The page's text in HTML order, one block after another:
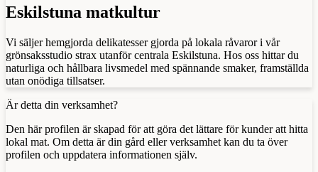
Eskilstuna matkultur
Vi säljer hemgjorda delikatesser gjorda på lokala råvaror i vår
grönsaksstudio strax utanför centrala Eskilstuna. Hos oss hittar du
naturliga och hållbara livsmedel med spännande smaker, framställda
utan onödiga tillsatser.
Är detta din verksamhet?
Den här profilen är skapad för att göra det lättare för kunder att hitta
lokal mat. Om detta är din gård eller verksamhet kan du ta över
profilen och uppdatera informationen själv.